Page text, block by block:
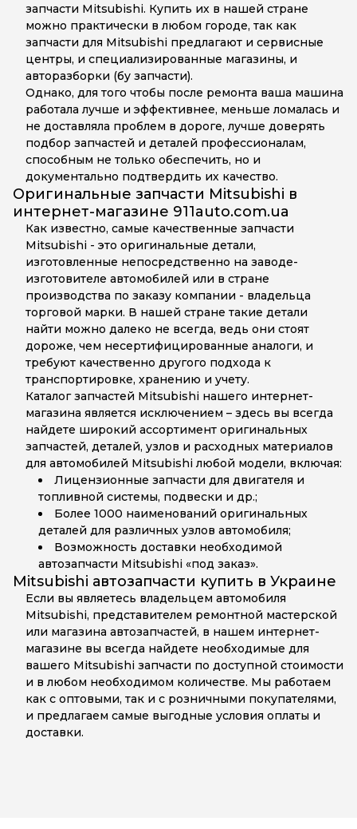
запчасти Mitsubishi. Купить их в нашей стране
можно практически в любом городе, так как
запчасти для Mitsubishi предлагают и сервисные
центры, и специализированные магазины, и
авторазборки (бу запчасти).
Однако, для того чтобы после ремонта ваша машина
работала лучше и эффективнее, меньше ломалась и
не доставляла проблем в дороге, лучше доверять
подбор запчастей и деталей профессионалам,
способным не только обеспечить, но и
документально подтвердить их качество.
Оригинальные запчасти Mitsubishi в
интернет-магазине 911auto.com.ua
Как известно, самые качественные запчасти
Mitsubishi - это оригинальные детали,
изготовленные непосредственно на заводе-
изготовителе автомобилей или в стране
производства по заказу компании - владельца
торговой марки. В нашей стране такие детали
найти можно далеко не всегда, ведь они стоят
дороже, чем несертифицированные аналоги, и
требуют качественно другого подхода к
транспортировке, хранению и учету.
Каталог запчастей Mitsubishi нашего интернет-
магазина является исключением – здесь вы всегда
найдете широкий ассортимент оригинальных
запчастей, деталей, узлов и расходных материалов
для автомобилей Mitsubishi любой модели, включая:
Лицензионные запчасти для двигателя и
топливной системы, подвески и др.;
Более 1000 наименований оригинальных
деталей для различных узлов автомобиля;
Возможность доставки необходимой
автозапчасти Mitsubishi «под заказ».
Mitsubishi автозапчасти купить в Украине
Если вы являетесь владельцем автомобиля
Mitsubishi, представителем ремонтной мастерской
или магазина автозапчастей, в нашем интернет-
магазине вы всегда найдете необходимые для
вашего Mitsubishi запчасти по доступной стоимости
и в любом необходимом количестве. Мы работаем
как с оптовыми, так и с розничными покупателями,
и предлагаем самые выгодные условия оплаты и
доставки.